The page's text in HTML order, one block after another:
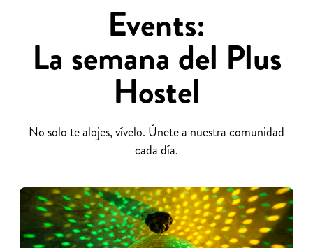
Events:
La semana del Plus
Hostel
No solo te alojes, vívelo. Únete a nuestra comunidad
cada día.